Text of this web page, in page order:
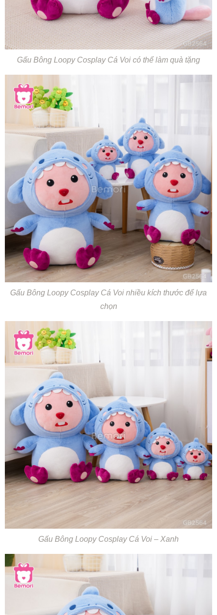
Gấu Bông Loopy Cosplay Cá Voi có thể làm quà tặng
Gấu Bông Loopy Cosplay Cá Voi nhiều kích thước để lựa
chọn
Gấu Bông Loopy Cosplay Cá Voi – Xanh